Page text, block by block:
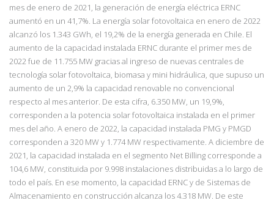
mes de enero de 2021, la generación de energía eléctrica ERNC
aumentó en un 41,7%. La energía solar fotovoltaica en enero de 2022
alcanzó los 1.343 GWh, el 19,2% de la energía generada en Chile. El
aumento de la capacidad instalada ERNC durante el primer mes de
2022 fue de 11.755 MW gracias al ingreso de nuevas centrales de
tecnología solar fotovoltaica, biomasa y mini hidráulica, que supuso un
aumento de un 2,9% la capacidad renovable no convencional
respecto al mes anterior. De esta cifra, 6.350 MW, un 19,9%,
corresponden a la potencia solar fotovoltaica instalada en el primer
mes del año. A enero de 2022, la capacidad instalada PMG y PMGD
corresponden a 320 MW y 1.774 MW respectivamente. A diciembre de
2021, la capacidad instalada en el segmento Net Billing corresponde a
104,6 MW, constituida por 9.998 instalaciones distribuidas a lo largo de
todo el país. En ese momento, la capacidad ERNC y de Sistemas de
Almacenamiento en construcción alcanza los 4.318 MW. De este